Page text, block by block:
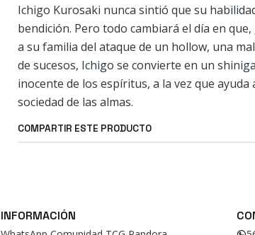
Ichigo Kurosaki nunca sintió que su
bendición. Pero todo cambiará el día en
a su familia del ataque de un hollow, una
de sucesos, Ichigo se convierte en un
inocente de los espíritus, a la vez que
sociedad de las almas.
COMPARTIR ESTE PRODUCTO
INFORMACIÓN